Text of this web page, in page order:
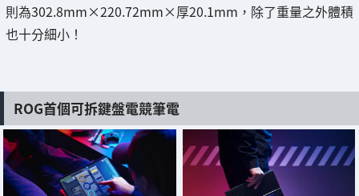
則為302.8mm×220.72mm×厚20.1mm，除了重量之外體積
也十分細小！
ROG首個可拆鍵盤電競筆電